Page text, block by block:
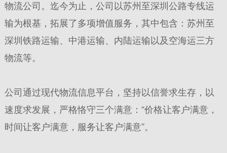
物流公司。迄今为止，公司以苏州至深圳公路专线运
输为根基，拓展了多项增值服务，其中包含：苏州至
深圳铁路运输、中港运输、内陆运输以及空海运三方
物流等。
公司通过现代物流信息平台，坚持以信誉求生存，以
速度求发展，严格恪守三个满意：“价格让客户满意，
时间让客户满意，服务让客户满意”。